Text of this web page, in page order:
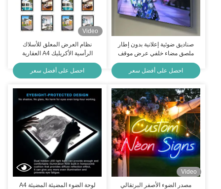
صناديق ضوئية إعلانية بدون إطار
ملصق مضاء خلفي عرض موقف
معرض مصباح نسيج LED
احصل على أفضل سعر
Video
نظام العرض المعلق للأسلاك
الرأسية الأكريليك A4 العقارية
العرض النافذة LED Light Box
احصل على أفضل سعر
Video
مصدر الضوء الأصفر البرتقالي
لوحة الضوء المضيئة المضيئة A4